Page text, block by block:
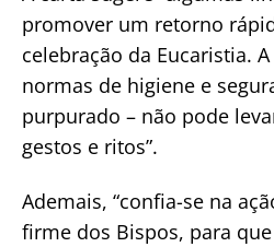
promover um retorno
celebração da Eucaristia.
normas de higiene e
purpurado – não pode
gestos e ritos”.
Ademais, “confia-se na
firme dos Bispos, para